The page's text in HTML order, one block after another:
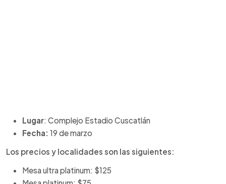
Lugar: Complejo Estadio Cuscatlán
Fecha: 19 de marzo
Los precios y localidades son las siguientes:
Mesa ultra platinum: $125